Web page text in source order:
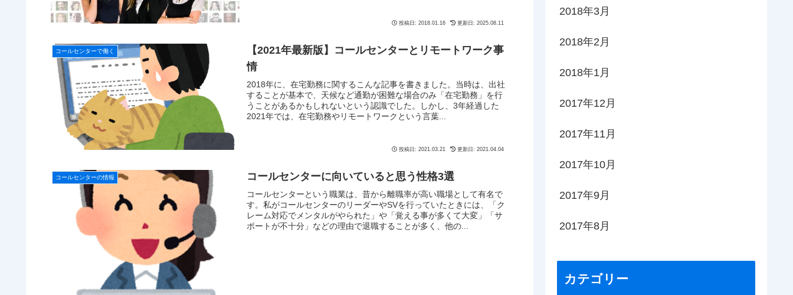
投稿日: 2018.01.16 更新日: 2025.08.11
コールセンターで働く
【2021年最新版】コールセンターとリモートワーク事
情
2018年に、在宅勤務に関するこんな記事を書きました。当時は、出社
することが基本で、天候など通勤が困難な場合のみ「在宅勤務」を行
うことがあるかもしれないという認識でした。しかし、3年経過した
2021年では、在宅勤務やリモートワークという言葉...
投稿日: 2021.03.21 更新日: 2021.04.04
コールセンターの情報 コールセンターに向いていると思う性格3選
コールセンターという職業は、昔から離職率が高い職場として有名で
す。私がコールセンターのリーダーやSVを行っていたときには、「ク
レーム対応でメンタルがやられた」や「覚える事が多くて大変」「サ
ポートが不十分」などの理由で退職することが多く、他の...
2018年3月
2018年2月
2018年1月
2017年12月
2017年11月
2017年10月
2017年9月
2017年8月
カテゴリー